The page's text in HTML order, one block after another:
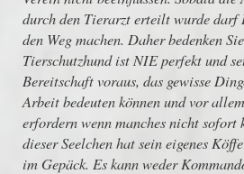
durch den Tierarzt erteilt wurde darf
den Weg machen. Daher bedenken
Tierschutzhund ist NIE perfekt und
Bereitschaft voraus, das gewisse
Arbeit bedeuten können und vor
erfordern wenn manches nicht sofort
dieser Seelchen hat sein eigenes
im Gepäck. Es kann weder